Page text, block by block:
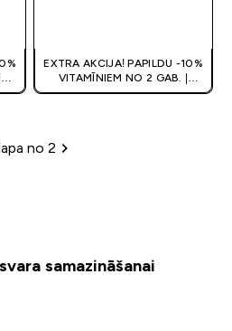
EXTRA AKCIJA! PAPILDU -10%
VITAMĪNIEM NO 2 GAB. |
ATLAIDE GROZĀ
šķirošana
no 2
samazināšanai